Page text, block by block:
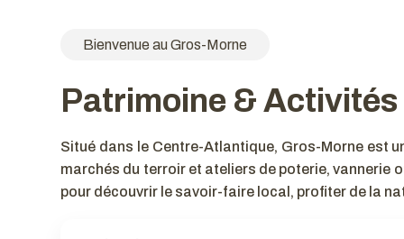
Bienvenue au Gros-Morne
Patrimoine & Activités
Situé dans le Centre-Atlantique, Gros-Morne est
marchés du terroir et ateliers de poterie, vannerie
pour découvrir le savoir-faire local, profiter de la